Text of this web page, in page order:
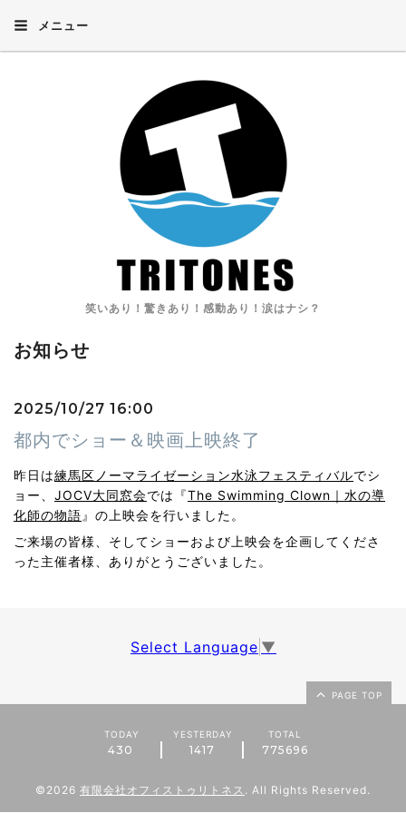
メニュー
笑いあり！驚きあり！感動あり！涙はナシ？
お知らせ
2025/10/27 16:00
都内でショー＆映画上映終了
昨日は練馬区ノーマライゼーション水泳フェスティバルでシ
ョー、 JOCV大同窓会では『The Swimming Clown｜水の導
化師の物語 』の上映会を行いました。
ご来場の皆様、そしてショーおよび上映会を企画してくださ
った主催者様、ありがとうございました。
Select Language ▼
PAGE TOP
TODAY
430
YESTERDAY
1417
TOTAL
775696
©2026 有限会社オフィストゥリトネス . All Rights Reserved.